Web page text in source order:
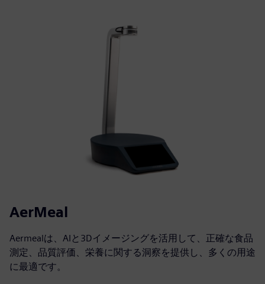
AerMeal
Aermealは、AIと3Dイメージングを活用して、正確な食品
測定、品質評価、栄養に関する洞察を提供し、多くの用途
に最適です。